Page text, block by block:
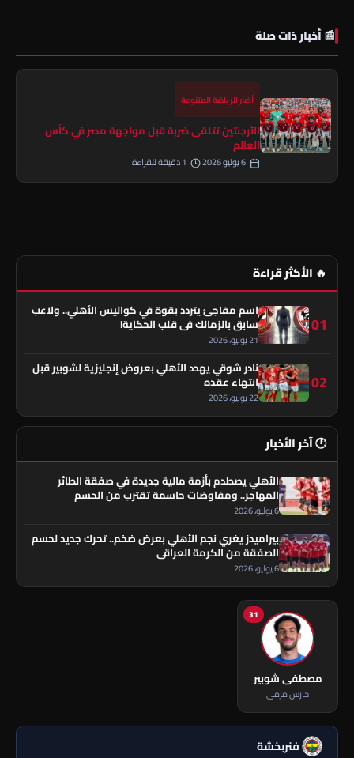
📰 أخبار ذات صلة
أخبار الرياضة المتنوعة
الأرجنتين تتلقى ضربة قبل مواجهة مصر في كأس
العالم
🔥 الأكثر قراءة
01
اسم مفاجئ يتردد بقوة في كواليس الأهلي.. ولاعب
سابق بالزمالك في قلب الحكاية!
21 يونيو، 2026
02
نادر شوقي يهدد الأهلي بعروض إنجليزية لشوبير قبل
انتهاء عقده
22 يونيو، 2026
🕐 آخر الأخبار
الأهلي يصطدم بأزمة مالية جديدة في صفقة الطائر
المهاجر.. ومفاوضات حاسمة تقترب من الحسم
6 يوليو، 2026
بيراميدز يغري نجم الأهلي بعرض ضخم.. تحرك جديد لحسم
الصفقة من الكرمة العراقي
6 يوليو، 2026
31
مصطفى شوبير
حارس مرمى
فنربخشة